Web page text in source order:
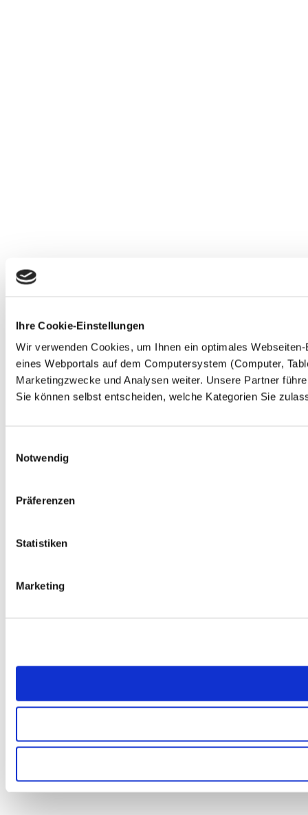
Ihre Cookie-Einstellungen
Wir verwenden Cookies, um Ihnen ein optimales
eines Webportals auf dem Computersystem (Computer,
Marketingzwecke und Analysen weiter. Unsere Partner
Sie können selbst entscheiden, welche Kategorien Sie
Notwendig
Präferenzen
Statistiken
Marketing